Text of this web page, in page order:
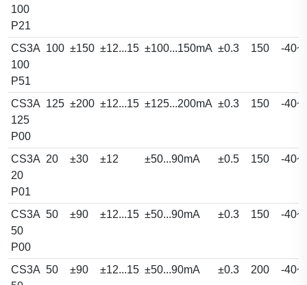
100
P21
CS3A
100
P51
100 ±150 ±12...15 ±100...150mA ±0.3 150 -
CS3A
125
P00
125 ±200 ±12...15 ±125...200mA ±0.3 150 -
CS3A
20
P01
20 ±30 ±12 ±50...90mA ±0.5 150 -
CS3A
50
P00
50 ±90 ±12...15 ±50...90mA ±0.3 150 -
CS3A 50 ±90 ±12...15 ±50...90mA ±0.3 200 -